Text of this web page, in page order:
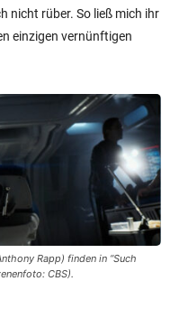
nicht rüber. So ließ mich ihr
einzigen vernünftigen
Rapp) finden in “Such
CBS).